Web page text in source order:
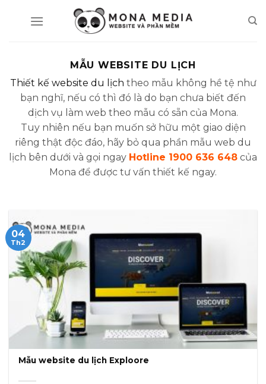
MẪU WEBSITE DU LỊCH
Thiết kế website du lịch theo mẫu không hề tệ như
bạn nghĩ, nếu có thì đó là do bạn chưa biết đến
dịch vụ làm web theo mẫu có sẵn của Mona.
Tuy nhiên nếu bạn muốn sở hữu một giao diện
riêng thật độc đáo, hãy bỏ qua phần mẫu web du
lịch bên dưới và gọi ngay Hotline 1900 636 648 của
Mona để được tư vấn thiết kế ngay.
Mẫu website du lịch Exploore
04
Th2